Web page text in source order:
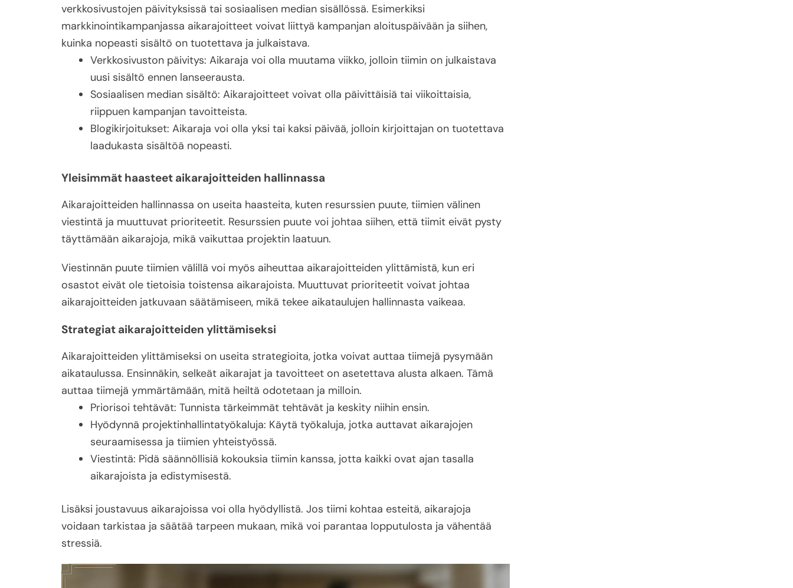
verkkosivustojen päivityksissä tai sosiaalisen median sisällössä. Esimerkiksi
markkinointikampanjassa aikarajoitteet voivat liittyä kampanjan aloituspäivään ja siihen,
kuinka nopeasti sisältö on tuotettava ja julkaistava.
Verkkosivuston päivitys: Aikaraja voi olla muutama viikko, jolloin tiimin on julkaistava
uusi sisältö ennen lanseerausta.
Sosiaalisen median sisältö: Aikarajoitteet voivat olla päivittäisiä tai viikoittaisia,
riippuen kampanjan tavoitteista.
Blogikirjoitukset: Aikaraja voi olla yksi tai kaksi päivää, jolloin kirjoittajan on tuotettava
laadukasta sisältöä nopeasti.
Yleisimmät haasteet aikarajoitteiden hallinnassa
Aikarajoitteiden hallinnassa on useita haasteita, kuten resurssien puute, tiimien välinen
viestintä ja muuttuvat prioriteetit. Resurssien puute voi johtaa siihen, että tiimit eivät pysty
täyttämään aikarajoja, mikä vaikuttaa projektin laatuun.
Viestinnän puute tiimien välillä voi myös aiheuttaa aikarajoitteiden ylittämistä, kun eri
osastot eivät ole tietoisia toistensa aikarajoista. Muuttuvat prioriteetit voivat johtaa
aikarajoitteiden jatkuvaan säätämiseen, mikä tekee aikataulujen hallinnasta vaikeaa.
Strategiat aikarajoitteiden ylittämiseksi
Aikarajoitteiden ylittämiseksi on useita strategioita, jotka voivat auttaa tiimejä pysymään
aikataulussa. Ensinnäkin, selkeät aikarajat ja tavoitteet on asetettava alusta alkaen. Tämä
auttaa tiimejä ymmärtämään, mitä heiltä odotetaan ja milloin.
Priorisoi tehtävät: Tunnista tärkeimmät tehtävät ja keskity niihin ensin.
Hyödynnä projektinhallintatyökaluja: Käytä työkaluja, jotka auttavat aikarajojen
seuraamisessa ja tiimien yhteistyössä.
Viestintä: Pidä säännöllisiä kokouksia tiimin kanssa, jotta kaikki ovat ajan tasalla
aikarajoista ja edistymisestä.
Lisäksi joustavuus aikarajoissa voi olla hyödyllistä. Jos tiimi kohtaa esteitä, aikarajoja
voidaan tarkistaa ja säätää tarpeen mukaan, mikä voi parantaa lopputulosta ja vähentää
stressiä.